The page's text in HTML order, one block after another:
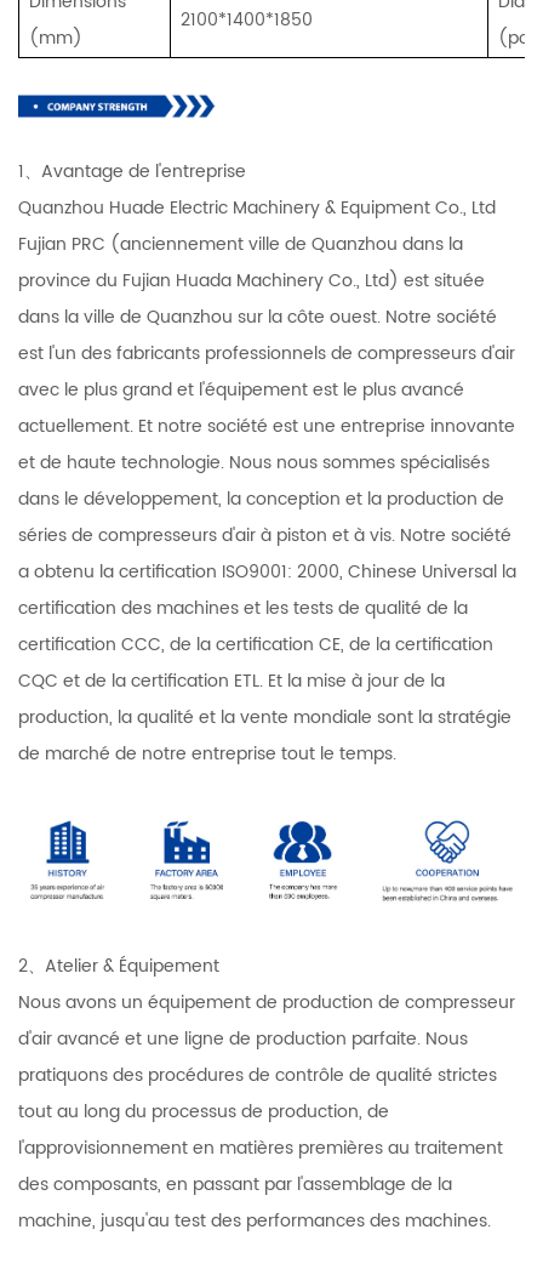
(mm)
2100*1400*1850
1、Avantage de l'entreprise
Quanzhou Huade Electric Machinery & Equipment Co., Ltd
Fujian PRC (anciennement ville de Quanzhou dans la
province du Fujian Huada Machinery Co., Ltd) est située
dans la ville de Quanzhou sur la côte ouest. Notre société
est l'un des fabricants professionnels de compresseurs d'air
avec le plus grand et l'équipement est le plus avancé
actuellement. Et notre société est une entreprise innovante
et de haute technologie. Nous nous sommes spécialisés
dans le développement, la conception et la production de
séries de compresseurs d'air à piston et à vis. Notre société
a obtenu la certification ISO9001: 2000, Chinese Universal la
certification des machines et les tests de qualité de la
certification CCC, de la certification CE, de la certification
CQC et de la certification ETL. Et la mise à jour de la
production, la qualité et la vente mondiale sont la stratégie
de marché de notre entreprise tout le temps.
2、Atelier & Équipement
Nous avons un équipement de production de compresseur
d'air avancé et une ligne de production parfaite. Nous
pratiquons des procédures de contrôle de qualité strictes
tout au long du processus de production, de
l'approvisionnement en matières premières au traitement
des composants, en passant par l'assemblage de la
machine, jusqu'au test des performances des machines.